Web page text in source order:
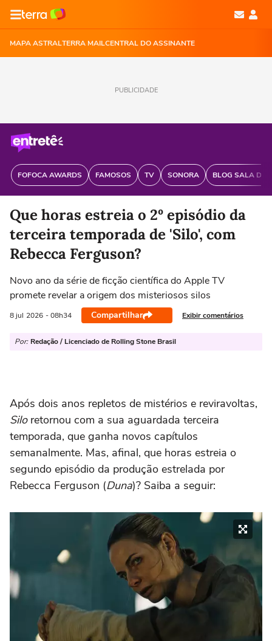
MAPA ASTRALTERRA MAILCENTRAL DO ASSINANTE
PUBLICIDADE
FOFOCA AWARDS FAMOSOS TV SONORA BLOG SALA DE
Que horas estreia o 2º episódio da
terceira temporada de 'Silo', com
Rebecca Ferguson?
Novo ano da série de ficção científica do Apple TV
promete revelar a origem dos misteriosos silos
8 jul 2026 - 08h34 Compartilhar Exibir comentários
Por: Redação / Licenciado de Rolling Stone Brasil
Após dois anos repletos de mistérios e reviravoltas,
Siloretornou com a sua aguardada terceira
temporada, que ganha novos capítulos
semanalmente. Mas, afinal, que horas estreia o
segundo episódio da produção estrelada por
Rebecca Ferguson (Duna)? Saiba a seguir: